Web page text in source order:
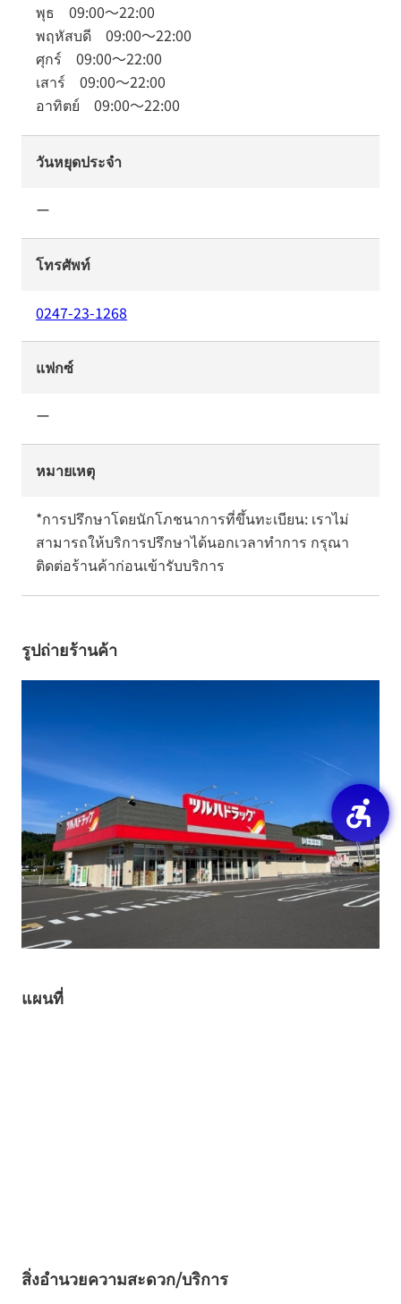
พุธ 09:00～22:00
พฤหัสบดี 09:00～22:00
ศุกร์ 09:00～22:00
เสาร์ 09:00～22:00
อาทิตย์ 09:00～22:00
วันหยุดประจำ
ー
โทรศัพท์
0247-23-1268
แฟกซ์
ー
หมายเหตุ
*การปรึกษาโดยนักโภชนาการที่ขึ้นทะเบียน: เราไม่
สามารถให้บริการปรึกษาได้นอกเวลาทำการ กรุณา
ติดต่อร้านค้าก่อนเข้ารับบริการ
รูปถ่ายร้านค้า
แผนที่
สิ่งอำนวยความสะดวก/บริการ